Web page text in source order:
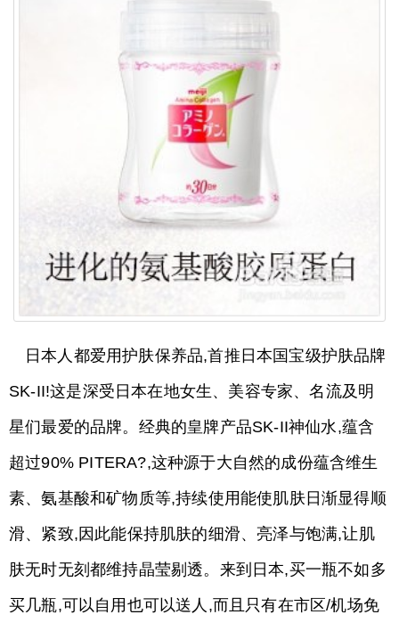
日本人都爱用护肤保养品,首推日本国宝级护肤品牌
SK-II!这是深受日本在地女生、美容专家、名流及明
星们最爱的品牌。经典的皇牌产品SK-II神仙水,蕴含
超过90% PITERA?,这种源于大自然的成份蕴含维生
素、氨基酸和矿物质等,持续使用能使肌肤日渐显得顺
滑、紧致,因此能保持肌肤的细滑、亮泽与饱满,让肌
肤无时无刻都维持晶莹剔透。来到日本,买一瓶不如多
买几瓶,可以自用也可以送人,而且只有在市区/机场免